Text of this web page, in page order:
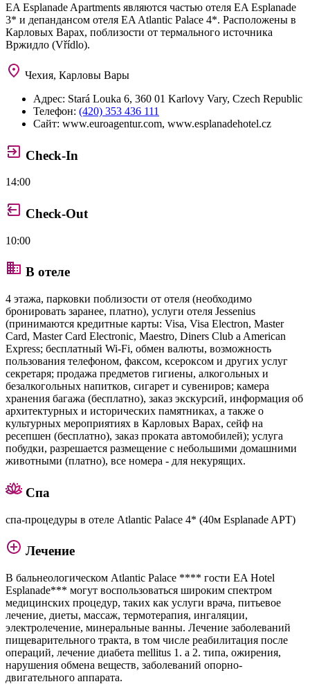
EA Esplanade Apartments являются частью отеля EA Esplanade
3* и депандансом отеля EA Atlantic Palace 4*. Расположены в
Карловых Варах, поблизости от термального источника
Вржидло (Vřídlo).
Чехия, Карловы Вары
Адрес: Stará Louka 6, 360 01 Karlovy Vary, Czech Republic
Телефон: (420) 353 436 111
Сайт: www.euroagentur.com, www.esplanadehotel.cz
Check-In
14:00
Check-Out
10:00
В отеле
4 этажа, парковки поблизости от отеля (необходимо
бронировать заранее, платно), услуги отеля Jessenius
(принимаются кредитные карты: Visa, Visa Electron, Master
Card, Master Card Electronic, Maestro, Diners Club a American
Express; бесплатный Wi-Fi, обмен валюты, возможность
пользования телефоном, факсом, ксероксом и других услуг
секретаря; продажа предметов гигиены, алкогольных и
безалкогольных напитков, сигарет и сувениров; камера
хранения багажа (бесплатно), заказ экскурсий, информация об
архитектурных и исторических памятниках, а также о
культурных мероприятиях в Карловых Варах, сейф на
ресепшен (бесплатно), заказ проката автомобилей); услуга
побудки, разрешается размещение с небольшими домашними
животными (платно), все номера - для некурящих.
Спа
спа-процедуры в отеле Atlantic Palace 4* (40м Esplanade APT)
Лечение
В бальнеологическом Atlantic Palace **** гости EA Hotel
Esplanade*** могут воспользоваться широким спектром
медицинских процедур, таких как услуги врача, питьевое
лечение, диеты, массаж, термотерапия, ингаляции,
электролечение, минеральные ванны. Лечение заболеваний
пищеварительного тракта, в том числе реабилитация после
операций, лечение диабета mellitus 1. a 2. типа, ожирения,
нарушения обмена веществ, заболеваний опорно-
двигательного аппарата.